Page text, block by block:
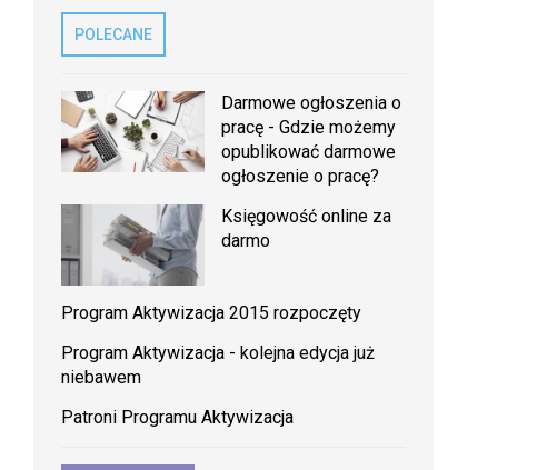
POLECANE
Darmowe ogłoszenia o
pracę - Gdzie możemy
opublikować darmowe
ogłoszenie o pracę?
Księgowość online za
darmo
Program Aktywizacja 2015 rozpoczęty
Program Aktywizacja - kolejna edycja już
niebawem
Patroni Programu Aktywizacja